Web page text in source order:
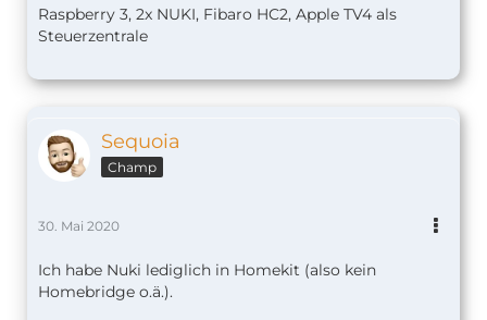
Raspberry 3, 2x NUKI, Fibaro HC2, Apple TV4 als
Steuerzentrale
Sequoia
Champ
30. Mai 2020
Ich habe Nuki lediglich in Homekit (also kein
Homebridge o.ä.).